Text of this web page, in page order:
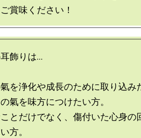
飾りは…
を浄化や成長のために取り込み
氣を味方につけたい方。
とだけでなく、傷付いた心身の
方。